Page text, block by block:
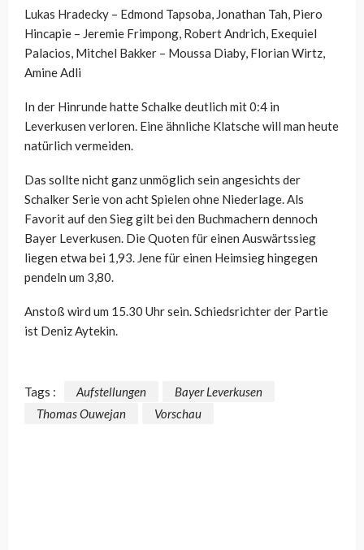
Lukas Hradecky – Edmond Tapsoba, Jonathan Tah, Piero
Hincapie – Jeremie Frimpong, Robert Andrich, Exequiel
Palacios, Mitchel Bakker – Moussa Diaby, Florian Wirtz,
Amine Adli
In der Hinrunde hatte Schalke deutlich mit 0:4 in
Leverkusen verloren. Eine ähnliche Klatsche will man heute
natürlich vermeiden.
Das sollte nicht ganz unmöglich sein angesichts der
Schalker Serie von acht Spielen ohne Niederlage. Als
Favorit auf den Sieg gilt bei den Buchmachern dennoch
Bayer Leverkusen. Die Quoten für einen Auswärtssieg
liegen etwa bei 1,93. Jene für einen Heimsieg hingegen
pendeln um 3,80.
Anstoß wird um 15.30 Uhr sein. Schiedsrichter der Partie
ist Deniz Aytekin.
Tags : Aufstellungen
Bayer Leverkusen
Thomas Ouwejan
Vorschau